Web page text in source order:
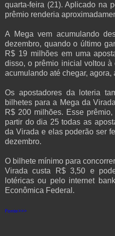
quarta-feira (21). Aplicado na
prêmio renderia
A Mega vem acumulando
dezembro, quando o último
R$ 19 milhões em uma
disso, o prêmio inicial voltou
acumulando até chegar, agora,
Os apostadores da loteria
bilhetes para a Mega da
R$ 200 milhões. Esse
partir do dia 25 todas as
da Virada e elas poderão ser
dezembro.
O bilhete mínimo para
Virada custa R$ 3,50 e
lotéricas ou pelo internet
Econômica Federal.
Fonte>>>